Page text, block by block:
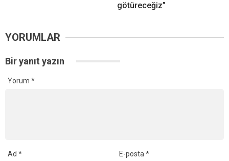
götüreceğiz”
YORUMLAR
Bir yanıt yazın
Yorum *
Ad * E-posta*